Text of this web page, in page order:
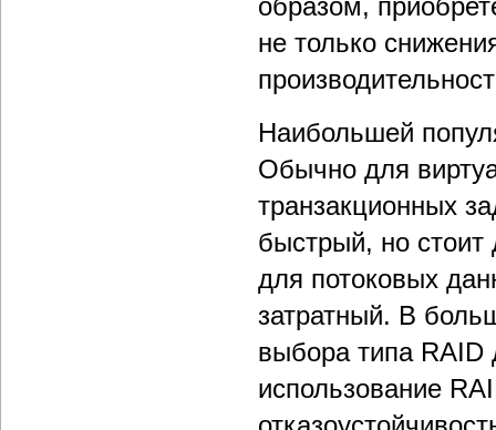
образом,
не только
Наибольшей
Обычно для
транзакционных
быстрый, но стоит
для потоковых
затратный. В
выбора типа RAID
использование